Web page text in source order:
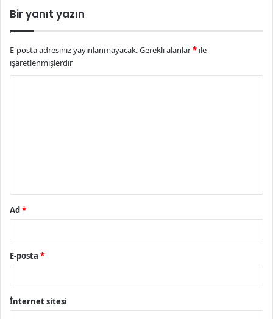
Bir yanıt yazın
E-posta adresiniz yayınlanmayacak.Gerekli alanlar* ile
işaretlenmişlerdir
Ad*
E-posta *
İnternet sitesi